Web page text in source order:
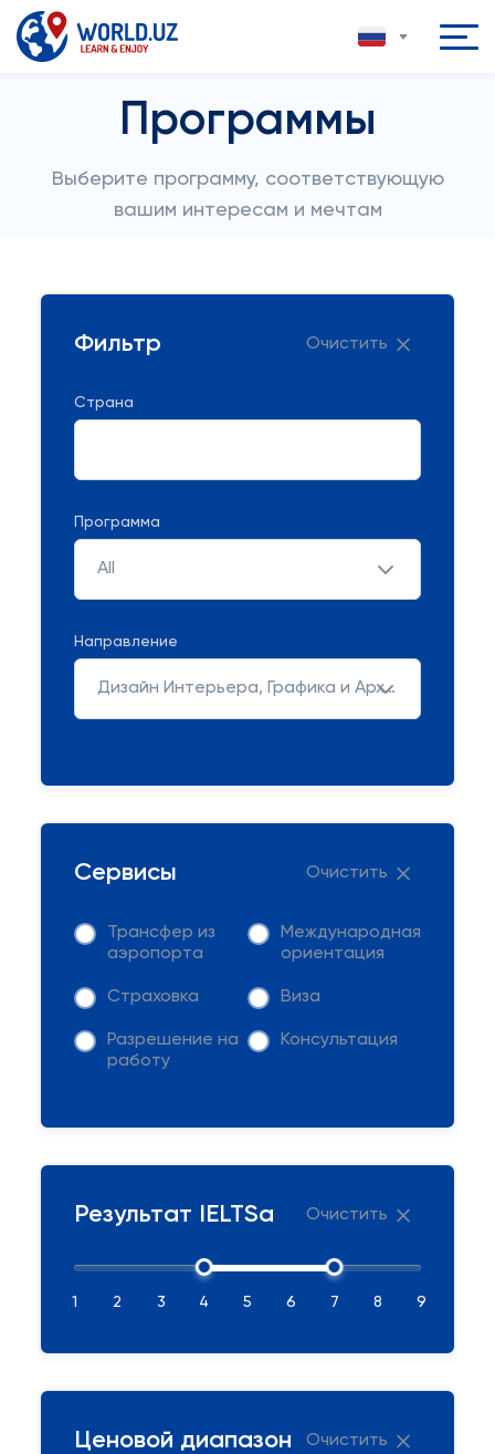
Программы
Выберите программу, соответствующую
вашим интересам и мечтам
Фильтр Очистить
Страна
Программа
All
Направление
Дизайн Интерьера, Графика и Архитектура
Сервисы Очистить
Трансфер из
аэропорта
Международная
ориентация
Страховка Виза
Разрешение на
работу
Консультация
Результат IELTSа Очистить
1 2 3 4 5 6 7 8 9
Ценовой диапазон Очистить